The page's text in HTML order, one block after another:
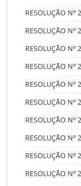
RESOLUÇÃO Nº
RESOLUÇÃO Nº
RESOLUÇÃO Nº
RESOLUÇÃO Nº
RESOLUÇÃO Nº
RESOLUÇÃO Nº
RESOLUÇÃO Nº
RESOLUÇÃO Nº
RESOLUÇÃO Nº
RESOLUÇÃO Nº